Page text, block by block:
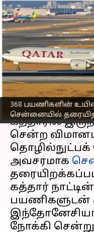
368 பயணிகளின்
சென்னையில்
அலறிய
ஏர்
எழுதியவர் Siranjeevi
செய்தி முன்னோட்டம்
கத்தாரில்
சென்ற
அவசரமாக
கத்தார் நாட்டின்
பயணிகளுடன்
நோக்கி